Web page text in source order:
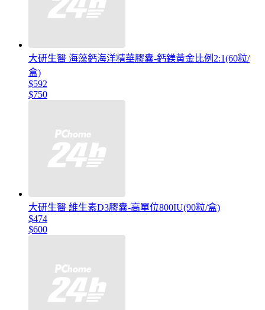
大研生醫 海藻鈣海洋精華膠囊-鈣鎂黃金比例2:1(60粒/
盒)
$592
$750
大研生醫 維生素D3膠囊-高單位800IU(90粒/盒)
$474
$600